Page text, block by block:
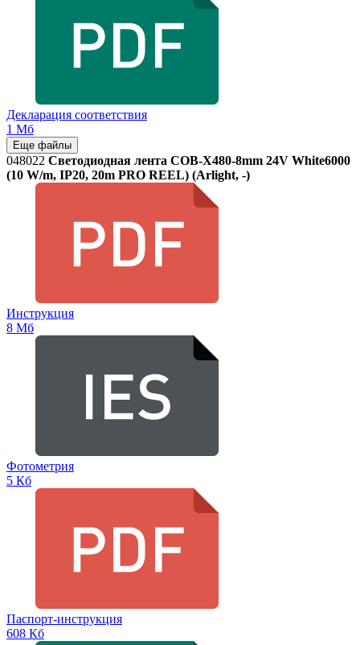
Декларация соответствия
1 Мб
Еще файлы
048022 Светодиодная лента COB-X480-8mm 24V White6000
(10 W/m, IP20, 20m PRO REEL) (Arlight, -)
Инструкция
8 Мб
Фотометрия
5 Кб
Паспорт-инструкция
608 Кб